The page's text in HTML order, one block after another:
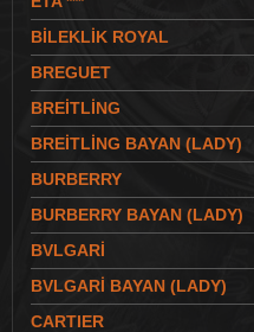
BİLEKLİK ROYAL
BREGUET
BREİTLİNG
BREİTLİNG BAYAN (LADY)
BURBERRY
BURBERRY BAYAN (LADY)
BVLGARİ
BVLGARİ BAYAN (LADY)
CARTIER